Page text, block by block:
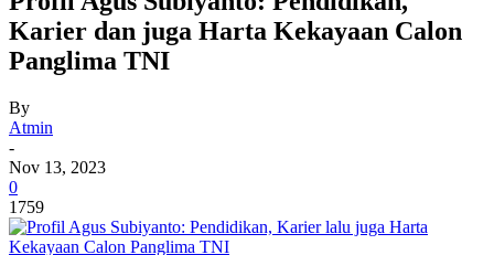
Karier dan juga Harta Kekayaan Calon
Panglima TNI
By
Atmin
-
Nov 13, 2023
0
1759